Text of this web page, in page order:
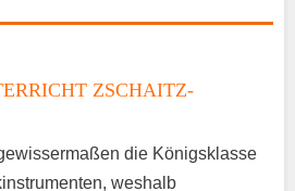
ZSCHAITZ-
die Königsklasse
weshalb